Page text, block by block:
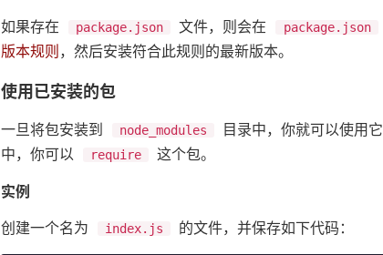
如果存在 package.json 文件，则会在 package.json
版本规则 ，然后安装符合此规则的最新版本。
使用已安装的包
一旦将包安装到 node_modules
目录中，你就可以使用
中，你可以
require 这个包。
实例
创建一个名为
index.js 的文件，并保存如下代码：